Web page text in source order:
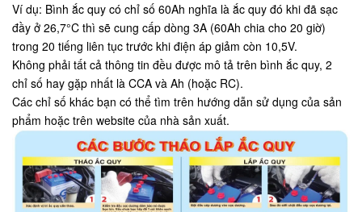
Ví dụ: Bình ắc quy có chỉ số 60Ah nghĩa là ắc quy đó khi đã sạc
đầy ở 26,7°C thì sẽ cung cấp dòng 3A (60Ah chia cho 20 giờ)
trong 20 tiếng liên tục trước khi điện áp giảm còn 10,5V.
Không phải tất cả thông tin đều được mô tả trên bình ắc quy, 2
chỉ số hay gặp nhất là CCA và Ah (hoặc RC).
Các chỉ số khác bạn có thể tìm trên hướng dẫn sử dụng của sản
phẩm hoặc trên website của nhà sản xuất.